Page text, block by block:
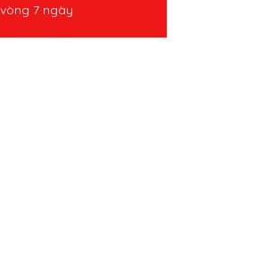
vòng 7 ngày